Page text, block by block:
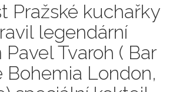
Pražské kuchařky
legendární
Tvaroh ( Bar
Bohemia London,